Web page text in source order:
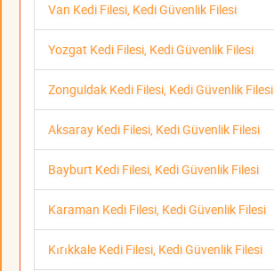
Van Kedi Filesi, Kedi Güvenlik Filesi
Yozgat Kedi Filesi, Kedi Güvenlik Filesi
Zonguldak Kedi Filesi, Kedi Güvenlik Filesi
Aksaray Kedi Filesi, Kedi Güvenlik Filesi
Bayburt Kedi Filesi, Kedi Güvenlik Filesi
Karaman Kedi Filesi, Kedi Güvenlik Filesi
Kırıkkale Kedi Filesi, Kedi Güvenlik Filesi